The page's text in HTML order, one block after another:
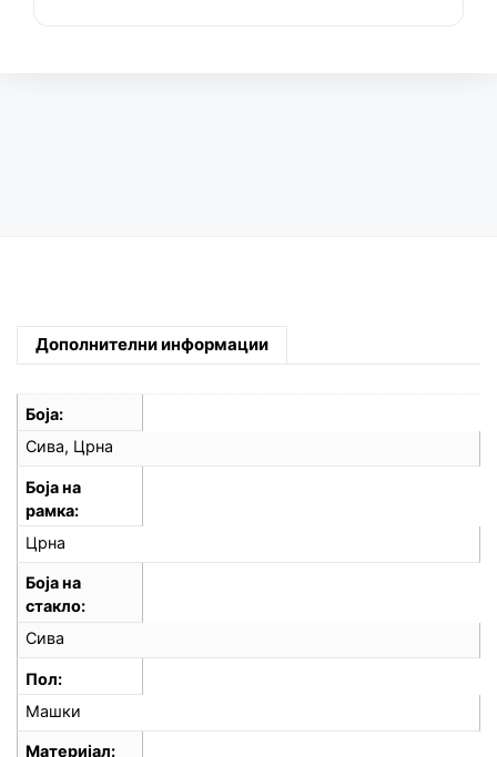
Дополнителни информации
Боја
Сива, Црна
Боја на
рамка
Црна
Боја на
стакло
Сива
Пол
Машки
Материјал